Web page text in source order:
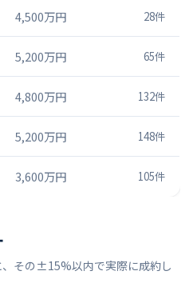
4,500万円 28件
5,200万円 65件
4,800万円 132件
5,200万円 148件
3,600万円 105件
、その±15%以内で実際に成約し